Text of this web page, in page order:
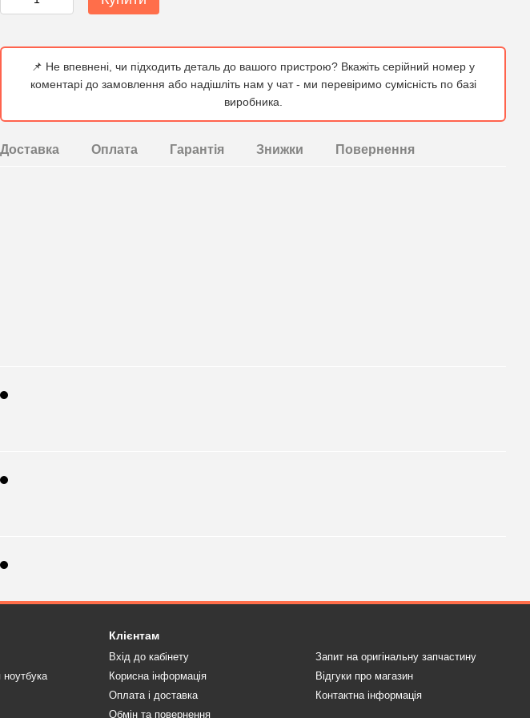
📌 Не впевнені, чи підходить деталь до вашого пристрою? Вкажіть серійний номер у
коментарі до замовлення або надішліть нам у чат - ми перевіримо сумісність по базі
виробника.
Доставка Оплата Гарантія Знижки Повернення
Клієнтам
Вхід до кабінету
Корисна інформація
Оплата і доставка
Обмін та повернення
Запит на оригінальну запчастину
Відгуки про магазин
Контактна інформація